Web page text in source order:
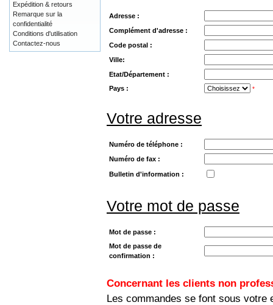
Adresse :
Complément d'adresse :
Code postal :
Ville:
Etat/Département :
Pays :
*
Votre adresse
Numéro de téléphone :
Numéro de fax :
Bulletin d'information :
Votre mot de passe
Mot de passe :
Mot de passe de
confirmation :
Concernant les clients non
Les commandes se font sous votre
Expédition & retours
Remarque sur la
confidentialité
Conditions d'utilisation
Contactez-nous